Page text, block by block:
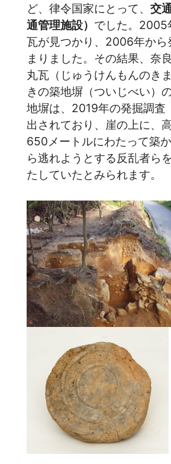
ど、律令国家にとって、 交
通管理施設） でした。2005
瓦が見つかり、2006年から
まりました。その結果、奈
丸瓦（じゅうけんもんのき
きの築地塀（ついじべい）
地塀は、2019年の発掘調査
出されており、崖の上に、
650メートルにわたって築
ら逃れようとする反乱者ら
たしていたとみられます。